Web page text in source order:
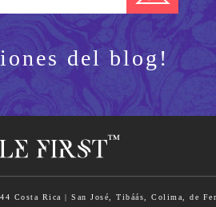
del blog!
Costa Rica | San José, Tibáás, Colima, de